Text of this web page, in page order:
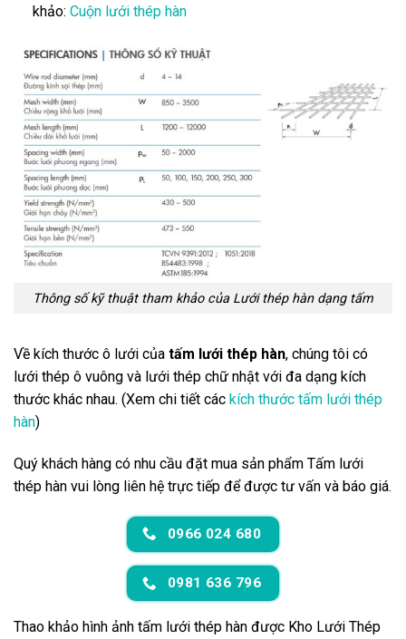
khảo: Cuộn lưới thép hàn
Thông số kỹ thuật tham khảo của Lưới thép hàn dạng tấm
Về kích thước ô lưới của tấm lưới thép hàn, chúng tôi có
lưới thép ô vuông và lưới thép chữ nhật với đa dạng kích
thước khác nhau. (Xem chi tiết các kích thước tấm lưới thép
hàn)
Quý khách hàng có nhu cầu đặt mua sản phẩm Tấm lưới
thép hàn vui lòng liên hệ trực tiếp để được tư vấn và báo giá.
0966 024 680
0981 636 796
Thao khảo hình ảnh tấm lưới thép hàn được Kho Lưới Thép